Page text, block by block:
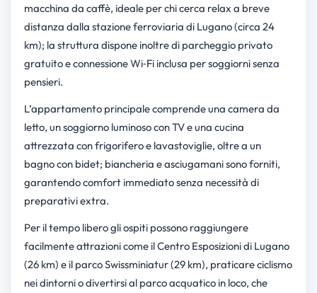
macchina da caffè, ideale per chi cerca relax a breve
distanza dalla stazione ferroviaria di Lugano (circa 24
km); la struttura dispone inoltre di parcheggio privato
gratuito e connessione Wi‑Fi inclusa per soggiorni senza
pensieri.
L’appartamento principale comprende una camera da
letto, un soggiorno luminoso con TV e una cucina
attrezzata con frigorifero e lavastoviglie, oltre a un
bagno con bidet; biancheria e asciugamani sono forniti,
garantendo comfort immediato senza necessità di
preparativi extra.
Per il tempo libero gli ospiti possono raggiungere
facilmente attrazioni come il Centro Esposizioni di Lugano
(26 km) e il parco Swissminiatur (29 km), praticare ciclismo
nei dintorni o divertirsi al parco acquatico in loco, che